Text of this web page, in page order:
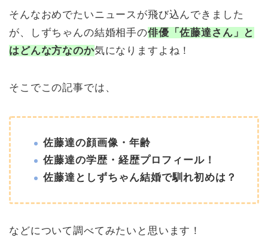
そんなおめでたいニュースが飛び込んできました
が、しずちゃんの結婚相手の俳優「佐藤達さん」と
はどんな方なのか気になりますよね！
そこでこの記事では、
佐藤達の顔画像・年齢
佐藤達の学歴・経歴プロフィール！
佐藤達としずちゃん結婚で馴れ初めは？
などについて調べてみたいと思います！